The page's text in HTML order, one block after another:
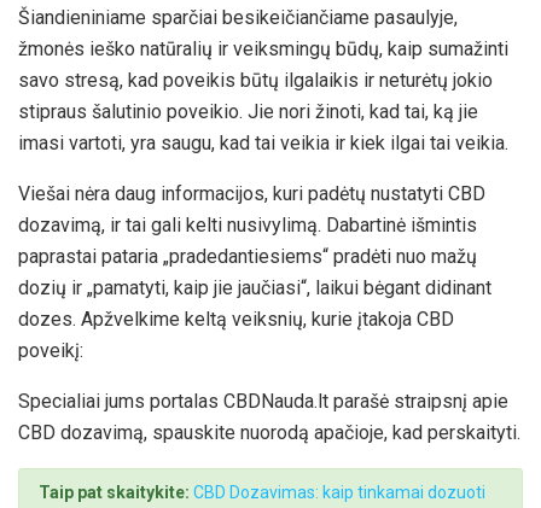
Šiandieniniame sparčiai besikeičiančiame pasaulyje,
žmonės ieško natūralių ir veiksmingų būdų, kaip sumažinti
savo stresą, kad poveikis būtų ilgalaikis ir neturėtų jokio
stipraus šalutinio poveikio. Jie nori žinoti, kad tai, ką jie
imasi vartoti, yra saugu, kad tai veikia ir kiek ilgai tai veikia.
Viešai nėra daug informacijos, kuri padėtų nustatyti CBD
dozavimą, ir tai gali kelti nusivylimą. Dabartinė išmintis
paprastai pataria „pradedantiesiems“ pradėti nuo mažų
dozių ir „pamatyti, kaip jie jaučiasi“, laikui bėgant didinant
dozes. Apžvelkime keltą veiksnių, kurie įtakoja CBD
poveikį:
Specialiai jums portalas CBDNauda.lt parašė straipsnį apie
CBD dozavimą, spauskite nuorodą apačioje, kad perskaityti.
Taip pat skaitykite: CBD Dozavimas: kaip tinkamai dozuoti